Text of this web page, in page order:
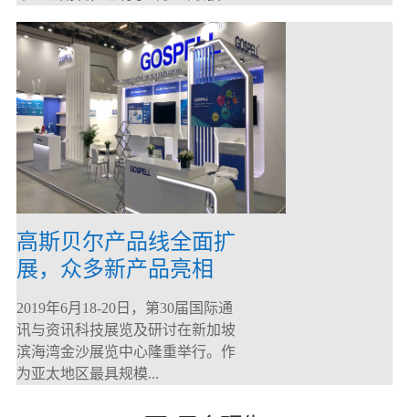
高斯贝尔产品线全面扩
展，众多新产品亮相
CommunicAsia 2019
2019年6月18-20日，第30届国际通
讯与资讯科技展览及研讨在新加坡
滨海湾金沙展览中心隆重举行。作
为亚太地区最具规模...